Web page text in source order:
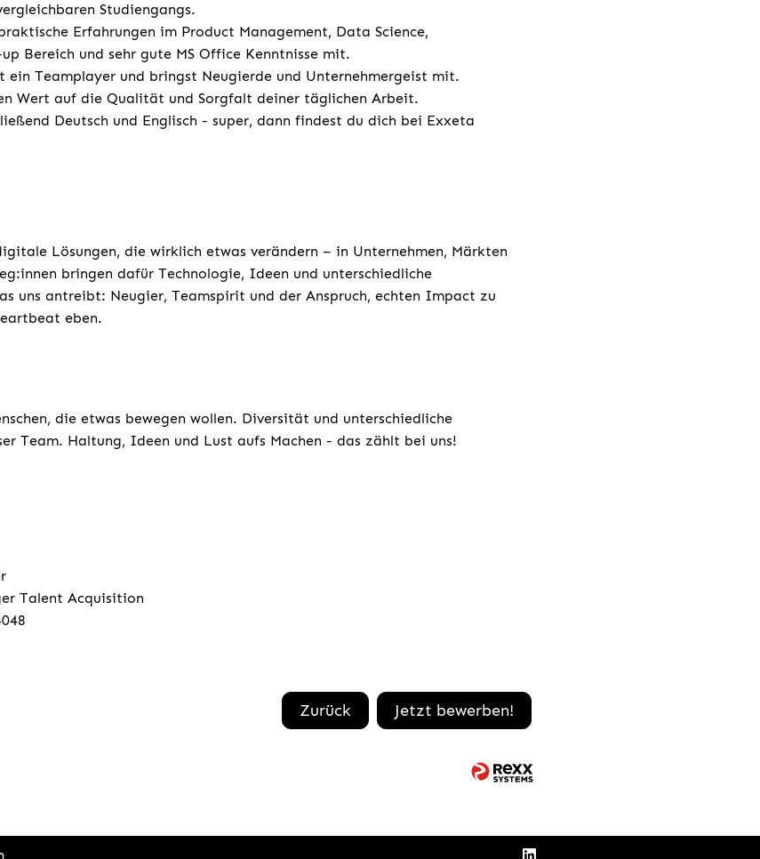
Studiengangs.
Erfahrungen im Product Management, Data Science,
Bereich und sehr gute MS Office Kenntnisse mit.
ein Teamplayer und bringst Neugierde und Unternehmergeist mit.
Wert auf die Qualität und Sorgfalt deiner täglichen Arbeit.
Deutsch und Englisch - super, dann findest du dich bei Exxeta
Lösungen, die wirklich etwas verändern – in Unternehmen, Märkten
bringen dafür Technologie, Ideen und unterschiedliche
uns antreibt: Neugier, Teamspirit und der Anspruch, echten Impact zu
eben.
die etwas bewegen wollen. Diversität und unterschiedliche
Team. Haltung, Ideen und Lust aufs Machen - das zählt bei uns!
Talent Acquisition
Zurück Jetzt bewerben!